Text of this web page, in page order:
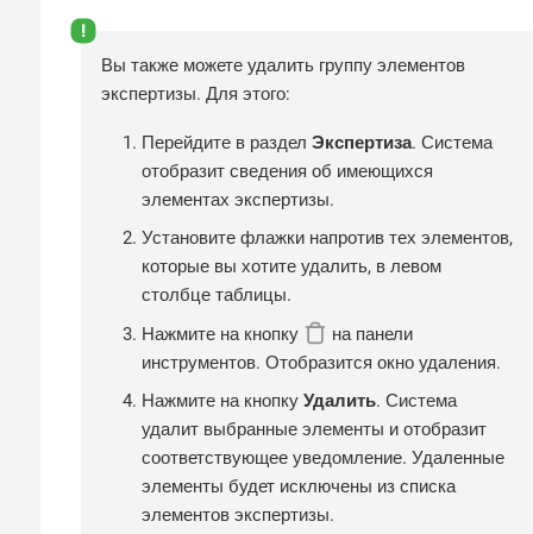
Вы также можете удалить группу элементов
экспертизы. Для этого:
Перейдите в раздел Экспертиза. Система
отобразит сведения об имеющихся
элементах экспертизы.
Установите флажки напротив тех элементов,
которые вы хотите удалить, в левом
столбце таблицы.
Нажмите на кнопку
на панели
инструментов. Отобразится окно удаления.
Нажмите на кнопку Удалить. Система
удалит выбранные элементы и отобразит
соответствующее уведомление. Удаленные
элементы будет исключены из списка
элементов экспертизы.